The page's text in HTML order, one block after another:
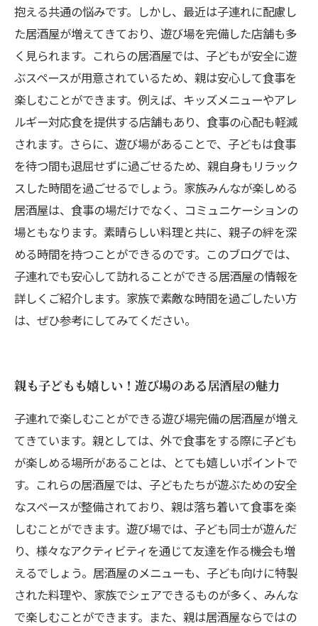
ポイント
抱える共通の悩みです。しかし、最近は子連れに配慮し
た居酒屋が増えてきており、遊び場を完備した店舗も多
く見られます。これらの居酒屋では、子どもが安全に遊
ぶスペースが用意されているため、親は安心して食事を
楽しむことができます。例えば、キッズメニューやアレ
ルギー対応食を提供する店舗もあり、食事の心配も軽減
されます。さらに、遊び場があることで、子どもは食事
を待つ間も退屈せずに過ごせるため、親自身もリラック
スした時間を過ごせるでしょう。家族みんなが楽しめる
居酒屋は、食事の場だけでなく、コミュニケーションの
場ともなります。素晴らしい料理と共に、親子の絆を深
める時間を持つことができるのです。このブログでは、
子連れでも安心して訪れることができる居酒屋の情報を
詳しくご紹介します。家族で素敵な時間を過ごしたい方
は、ぜひ参考にしてみてください。
親も子どもも嬉しい！遊び場のある居酒屋の魅力
子連れで楽しむことができる遊び場完備の居酒屋が増え
てきています。親としては、外で食事をする際に子ども
が楽しめる場所があることは、とても嬉しいポイントで
す。これらの居酒屋では、子どもたちが遊ぶための安全
なスペースが整備されており、親は落ち着いて食事を楽
しむことができます。遊び場では、子ども同士が遊んだ
り、様々なアクティビティを通じて友達を作る機会も増
えるでしょう。居酒屋のメニューも、子ども向けに特製
された料理や、家族でシェアできるものが多く、みんな
で楽しむことができます。また、親は居酒屋ならではの